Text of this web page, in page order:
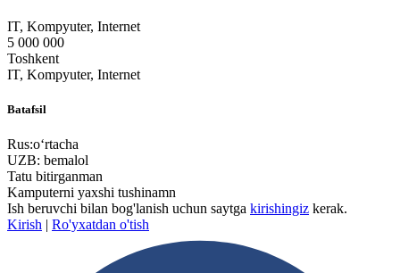
IT, Kompyuter, Internet
5 000 000
Toshkent
IT, Kompyuter, Internet
Batafsil
Rus:oʻrtacha
UZB: bemalol
Tatu bitirganman
Kamputerni yaxshi tushinamn
Ish beruvchi bilan bog'lanish uchun saytga kirishingiz kerak.
Kirish | Ro'yxatdan o'tish